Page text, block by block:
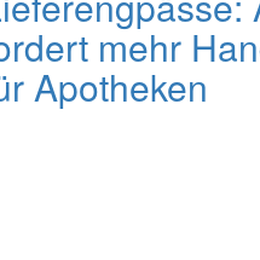
mehr
Apotheken